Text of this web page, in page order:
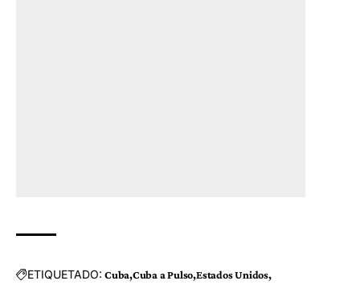
ETIQUETADO: Cuba Cuba a Pulso Estados Unidos